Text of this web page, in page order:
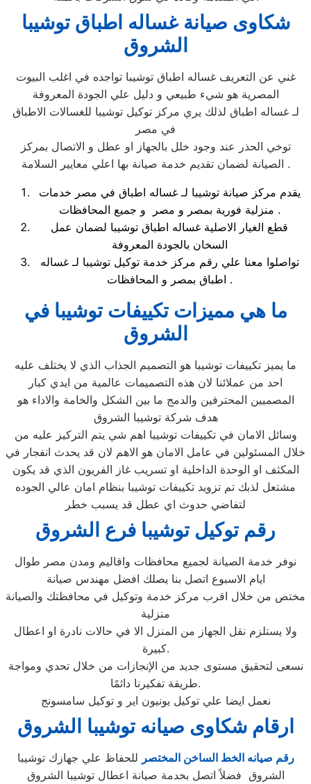
شكاوى صيانة غساله اطباق توشيبا
الشروق
غني عن التعريف غساله اطباق توشيبا تواجده في اغلب البيوت
المصرية هو شيء طبيعي و دليل علي الجودة المعروفة
لـ غساله اطباق لذلك يري مركز توكيل توشيبا للغسالات الاطباق
في مصر
توخي الحذر عند وجود خلل بالجهاز او عطل و الاتصال بمركز
الصيانة لضمان تقديم خدمة صيانة بها اعلي معايير السلامة .
يقدم مركز صيانة توشيبا لـ غساله اطباق في مصر خدمات
منزلية فورية بمصر و مصر و جميع المحافظات .
قطع الغيار الاصلية غساله اطباق توشيبا لضمان عمل
السخان بالجودة المعروفة
تواصلوا معنا علي رقم مركز خدمة توكيل توشيبا لـ غساله
اطباق بمصر و المحافظات .
ما هي مميزات تكييفات توشيبا في
الشروق
ما يميز تكييفات توشيبا هو التصميم الجذاب الذي لا يختلف عليه
احد من عملائنا لان هذه التصميمات عالمية من ايدي كبار
المصميين المحترفين والدمج ما بين الشكل والخامة والاداء هو
هدف شركة توشيبا الشروق
وسائل الامان في تكييفات توشيبا اهم شي يتم التركيز عليه من
خلال المسئولين في عامل الامان هو الاهم لان قد يحدث انفجار في
المكثف او الوحدة الداخلية او تسريب غاز الفريون الذي قد يكون
مشتعل لذبك تم تزويد تكييفات توشيبا بنظام امان عالي الجوده
لتفاضي حدوث اي عطل قد يسبب خطر
رقم توكيل توشيبا فرع الشروق
نوفر خدمة الصيانة لجميع محافظات واقاليم ومدن مصر طوال
ايام الاسبوع اتصل بنا يصلك افضل مهندس صيانة
مختص من خلال اقرب مركز خدمة وتوكيل في محافظتك والصيانة
منزلية
ولا يستلزم نقل الجهاز من المنزل الا في حالات نادرة او اعطال
كبيرة.
نسعى لتحقيق مستوى جديد من الإنجازات من خلال تحدي ومواجة
طريقة تفكيرنا دائمًا.
نعمل ايضا علي توكيل يونيون اير و توكيل سامسونج
ارقام شكاوى صيانه توشيبا الشروق
رقم صيانه الخط الساخن المختصر للحفاظ علي جهازك توشيبا
الشروق فضلاً اتصل بخدمة صيانة اعطال توشيبا الشروق